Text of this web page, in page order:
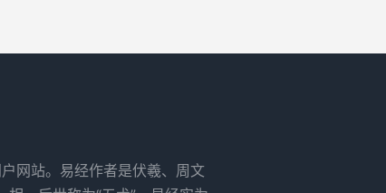
网站。易经作者是伏羲、周文